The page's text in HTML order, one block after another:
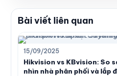
Bài viết liên quan
15/09/2025
Hikvision vs KBvision: So
nhìn nhà phân phối và lắp